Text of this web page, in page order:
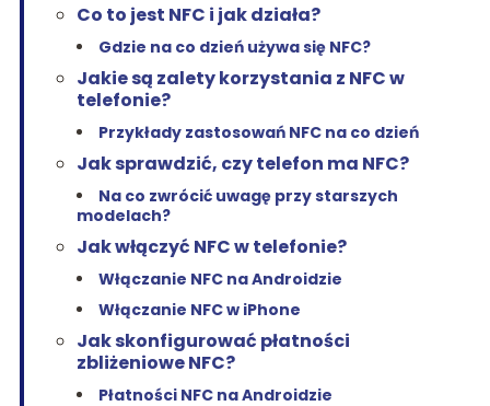
Co to jest NFC i jak działa?
Gdzie na co dzień używa się NFC?
Jakie są zalety korzystania z NFC w
telefonie?
Przykłady zastosowań NFC na co dzień
Jak sprawdzić, czy telefon ma NFC?
Na co zwrócić uwagę przy starszych
modelach?
Jak włączyć NFC w telefonie?
Włączanie NFC na Androidzie
Włączanie NFC w iPhone
Jak skonfigurować płatności
zbliżeniowe NFC?
Płatności NFC na Androidzie